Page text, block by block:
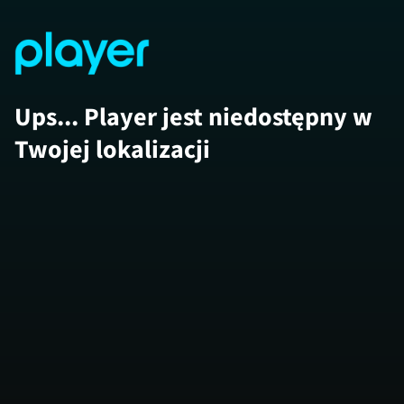
Ups... Player jest niedostępny w
Twojej lokalizacji